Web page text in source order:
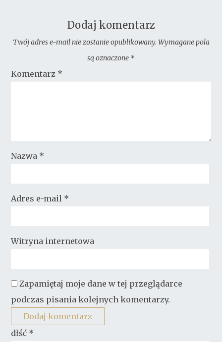
Dodaj komentarz
Twój adres e-mail nie zostanie opublikowany. Wymagane pola
są oznaczone *
Komentarz *
Nazwa *
Adres e-mail *
Witryna internetowa
Zapamiętaj moje dane w tej przeglądarce
podczas pisania kolejnych komentarzy.
dłść *